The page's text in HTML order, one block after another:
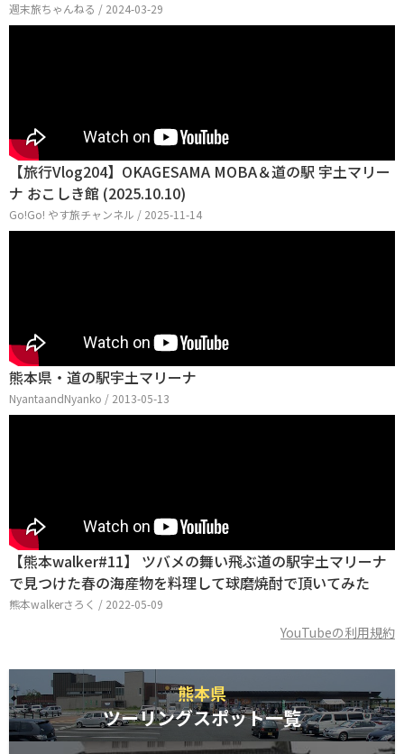
週末旅ちゃんねる / 2024-03-29
【旅行Vlog204】OKAGESAMA MOBA＆道の駅 宇土マリー
ナ おこしき館 (2025.10.10)
Go!Go! やす旅チャンネル / 2025-11-14
熊本県・道の駅宇土マリーナ
NyantaandNyanko / 2013-05-13
【熊本walker#11】 ツバメの舞い飛ぶ道の駅宇土マリーナ
で見つけた春の海産物を料理して球磨焼酎で頂いてみた
熊本walkerさろく / 2022-05-09
YouTubeの利用規約
熊本県
ツーリングスポット一覧